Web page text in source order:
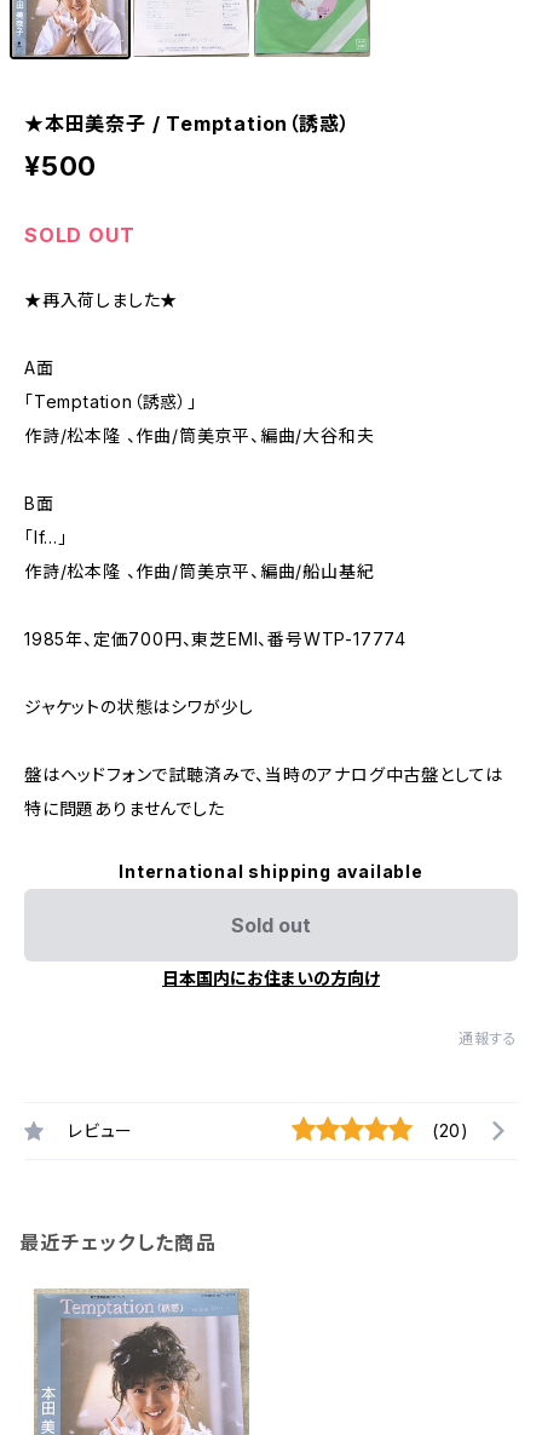
★本田美奈子 / Temptation（誘惑）
¥500
SOLD OUT
★再入荷しました★
A面
「Temptation（誘惑）」
作詩/松本隆 、作曲/筒美京平、編曲/大谷和夫
B面
「If…」
作詩/松本隆 、作曲/筒美京平、編曲/船山基紀
1985年、定価700円、東芝EMI、番号WTP-17774
ジャケットの状態はシワが少し
盤はヘッドフォンで試聴済みで、当時のアナログ中古盤としては
特に問題ありませんでした
International shipping available
Sold out
日本国内にお住まいの方向け
通報する
レビュー (20)
最近チェックした商品